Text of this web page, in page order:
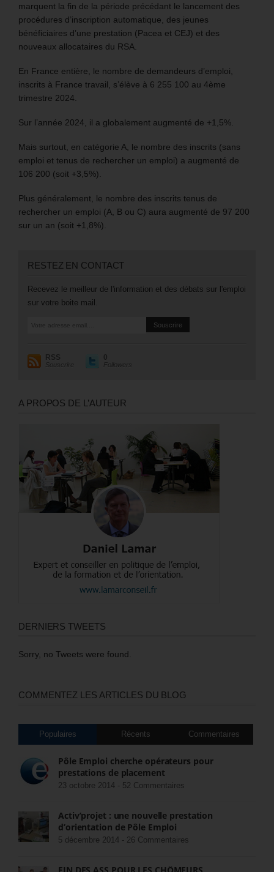
marquent la fin de la période précédant le lancement des
procédures d’inscription automatique, des jeunes
bénéficiaires d’une prestation (Pacea et CEJ) et des
nouveaux allocataires du RSA.
En France entière, le nombre de demandeurs d’emploi,
inscrits à France travail, s’élève à 6 255 100 au 4ème
trimestre 2024.
Sur l’année 2024, il a globalement augmenté de +1,5%.
Mais surtout, en catégorie A, le nombre des inscrits (sans
emploi et tenus de rechercher un emploi) a augmenté de
106 200 (soit +3,5%).
Plus généralement, le nombre des inscrits tenus de
rechercher un emploi (A, B ou C) aura augmenté de 97 200
sur un an (soit +1,8%).
RESTEZ EN CONTACT
Recevez le meilleur de l'information et des débats sur l'emploi
sur votre boite mail.
RSS
Souscrire
0
Followers
A PROPOS DE L’AUTEUR
DERNIERS TWEETS
Sorry, no Tweets were found.
COMMENTEZ LES ARTICLES DU BLOG
Populaires Récents Commentaires
Pôle Emploi cherche opérateurs pour
prestations de placement
23 octobre 2014 - 52 Commentaires
Activ’projet : une nouvelle prestation
d’orientation de Pôle Emploi
5 décembre 2014 - 26 Commentaires
FIN DES ASS POUR LES CHÔMEURS